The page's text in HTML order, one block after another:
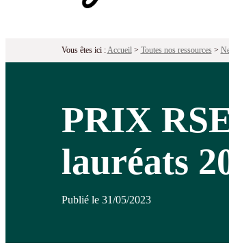
Vous êtes ici :Accueil> Toutes nos ressources>
PRIX
lauréats
Publié le 31/05/2023